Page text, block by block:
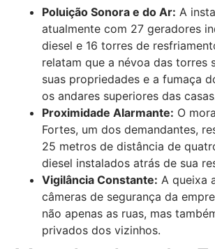
Poluição Sonora e do Ar: A
atualmente com 27 geradores
diesel e 16 torres de
relatam que a névoa das torres
suas propriedades e a fumaça
os andares superiores das
Proximidade Alarmante: O
Fortes, um dos demandantes,
25 metros de distância de
diesel instalados atrás de sua
Vigilância Constante: A queixa
câmeras de segurança da
não apenas as ruas, mas
privados dos vizinhos.